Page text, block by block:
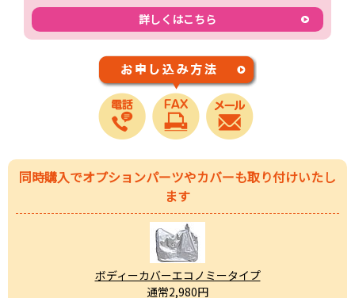
詳しくはこちら
同時購入でオプションパーツやカバーも取り付けいたし
ます
ボディーカバーエコノミータイプ
通常2,980円